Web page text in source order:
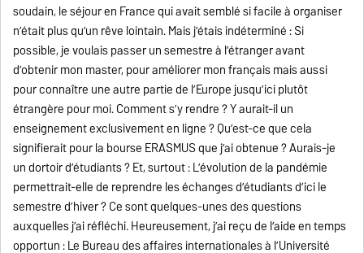
soudain, le séjour en France qui avait semblé si facile à organiser
n’était plus qu’un rêve lointain. Mais j’étais indéterminé : Si
possible, je voulais passer un semestre à l’étranger avant
d’obtenir mon master, pour améliorer mon français mais aussi
pour connaître une autre partie de l’Europe jusqu’ici plutôt
étrangère pour moi. Comment s’y rendre ? Y aurait-il un
enseignement exclusivement en ligne ? Qu’est-ce que cela
signifierait pour la bourse ERASMUS que j’ai obtenue ? Aurais-je
un dortoir d’étudiants ? Et, surtout : L’évolution de la pandémie
permettrait-elle de reprendre les échanges d’étudiants d’ici le
semestre d’hiver ? Ce sont quelques-unes des questions
auxquelles j’ai réfléchi. Heureusement, j’ai reçu de l’aide en temps
opportun : Le Bureau des affaires internationales à l’Université